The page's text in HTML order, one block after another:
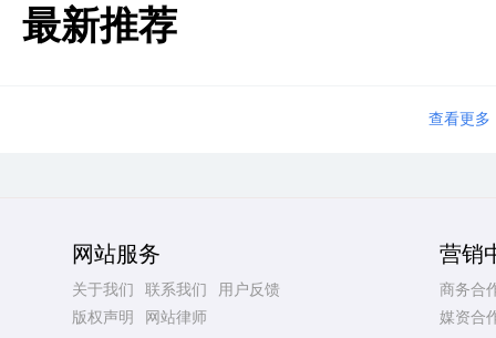
最新推荐
查看更多
网站服务
关于我们 联系我们
用户反馈
版权声明
网站律师
营销
商务合
媒资合